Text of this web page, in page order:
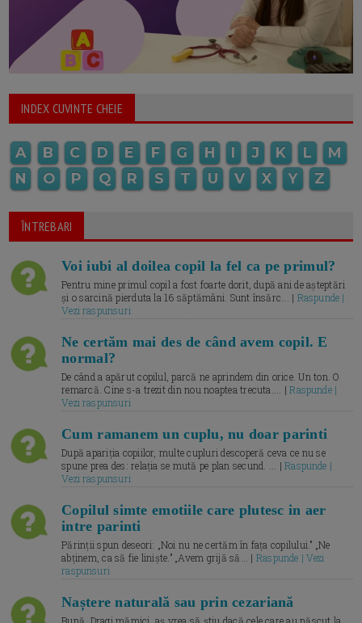
INDEX CUVINTE CHEIE
A B C D E F G H I J K L
M
N
O P Q R S T U V X Y Z
ÎNTREBARI
Voi iubi al doilea copil la fel ca pe primul?
Pentru mine primul copil a fost foarte dorit, după ani de așteptări
și o sarcină pierduta la 16 săptămâni. Sunt însărc... | Raspunde |
Vezi raspunsuri
Ne certăm mai des de când avem copil. E
normal?
De când a apărut copilul, parcă ne aprindem din orice. Un ton. O
remarcă. Cine s-a trezit din nou noaptea trecuta.... |Raspunde |
Vezi raspunsuri
Cum ramanem un cuplu, nu doar parinti
După apariția copiilor, multe cupluri descoperă ceva ce nu se
spune prea des: relația se mută pe plan secund. ... |Raspunde |
Vezi raspunsuri
Copilul simte emotiile care plutesc in aer
intre parinti
Părinții spun deseori: „Noi nu ne certăm în fața copilului.” „Ne
abținem, ca să fie liniște.” „Avem grijă să... | Raspunde | Vezi
raspunsuri
Naștere naturală sau prin cezariană